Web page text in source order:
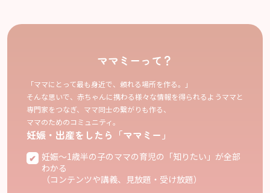
ママミーって？
「ママにとって最も身近で、頼れる場所を作る。」
そんな思いで、赤ちゃんに携わる様々な情報を得られるようママと
専門家をつなぎ、ママ同士の繋がりも作る、
ママのためのコミュニティ。
妊娠・出産をしたら「ママミー」
妊娠〜1歳半の子のママの育児の「知りたい」が全部
わかる
（コンテンツや講義、見放題・受け放題）